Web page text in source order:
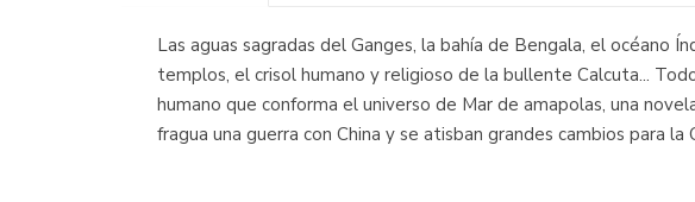
Las aguas sagradas del Ganges, la bahía de Bengala, el océano
templos, el crisol humano y religioso de la bullente Calcuta...
humano que conforma el universo de Mar de amapolas, una
fragua una guerra con China y se atisban grandes cambios para